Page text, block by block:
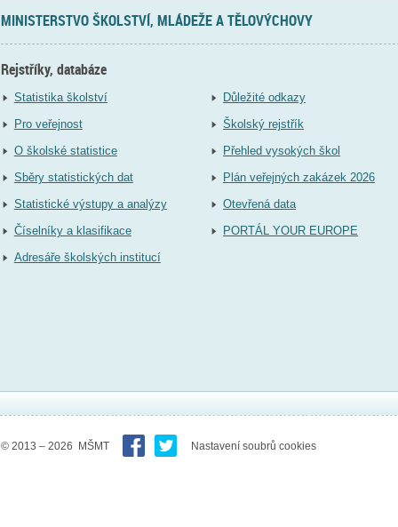
MINISTERSTVO ŠKOLSTVÍ, MLÁDEŽE A TĚLOVÝCHOVY
Rejstříky, databáze
Statistika školství
Pro veřejnost
O školské statistice
Sběry statistických dat
Statistické výstupy a analýzy
Číselníky a klasifikace
Adresáře školských institucí
Důležité odkazy
Školský rejstřík
Přehled vysokých škol
Plán veřejných zakázek 2026
Otevřená data
PORTÁL YOUR EUROPE
© 2013 – 2026 MŠMT Nastavení soubrů cookies